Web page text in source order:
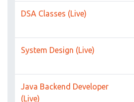
DSA Classes (Live)
System Design (Live)
Java Backend Developer
(Live)